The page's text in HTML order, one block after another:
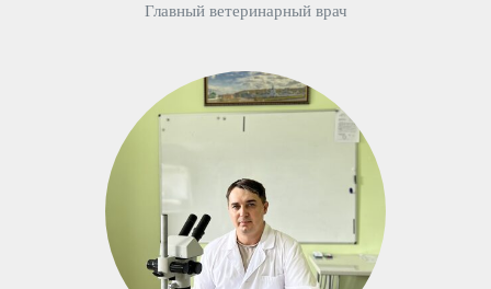
Главный ветеринарный врач